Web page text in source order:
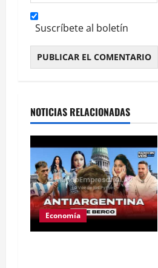
Suscríbete al boletín
NOTICIAS RELACIONADAS
Economía